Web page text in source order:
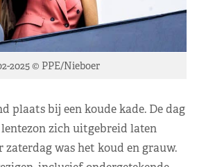
2025 © PPE/Nieboer
plaats bij een koude kade. De dag
zich uitgebreid laten
zaterdag was het koud en grauw.